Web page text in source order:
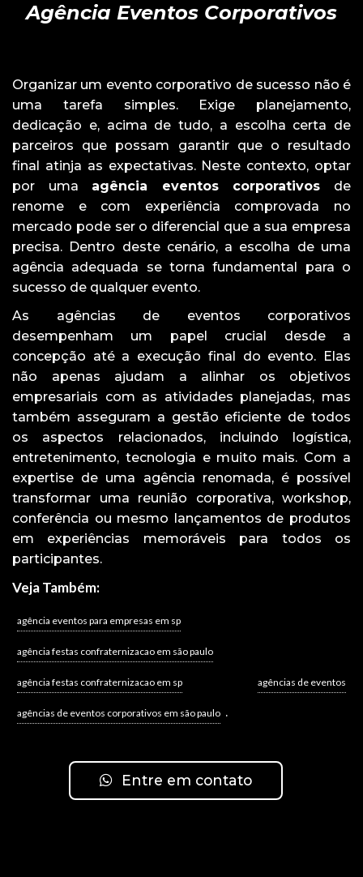
Agência Eventos Corporativos
Organizar um evento corporativo de sucesso não é
uma tarefa simples. Exige planejamento,
dedicação e, acima de tudo, a escolha certa de
parceiros que possam garantir que o resultado
final atinja as expectativas. Neste contexto, optar
por uma agência eventos corporativos de
renome e com experiência comprovada no
mercado pode ser o diferencial que a sua empresa
precisa. Dentro deste cenário, a escolha de uma
agência adequada se torna fundamental para o
sucesso de qualquer evento.
As agências de eventos corporativos
desempenham um papel crucial desde a
concepção até a execução final do evento. Elas
não apenas ajudam a alinhar os objetivos
empresariais com as atividades planejadas, mas
também asseguram a gestão eficiente de todos
os aspectos relacionados, incluindo logística,
entretenimento, tecnologia e muito mais. Com a
expertise de uma agência renomada, é possível
transformar uma reunião corporativa, workshop,
conferência ou mesmo lançamentos de produtos
em experiências memoráveis para todos os
participantes.
Veja Também:
agência eventos para empresas em sp
agência festas confraternizacao em são paulo
agência festas confraternizacao em sp agências de eventos
agências de eventos corporativos em são paulo .
Entre em contato